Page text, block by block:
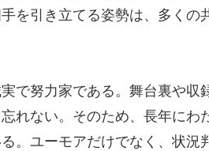
を引き立てる姿勢は、多くの
で努力家である。舞台裏や収
れない。そのため、長年にわ
。ユーモアだけでなく、状況